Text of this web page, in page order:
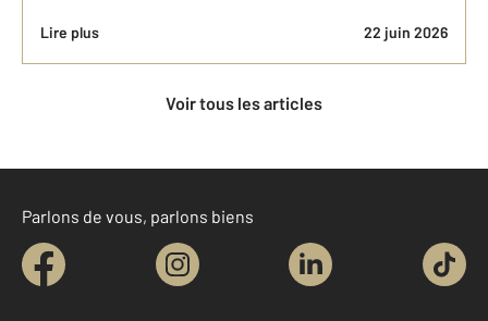
Lire plus 22 juin 2026
Voir tous les articles
Parlons de vous, parlons biens